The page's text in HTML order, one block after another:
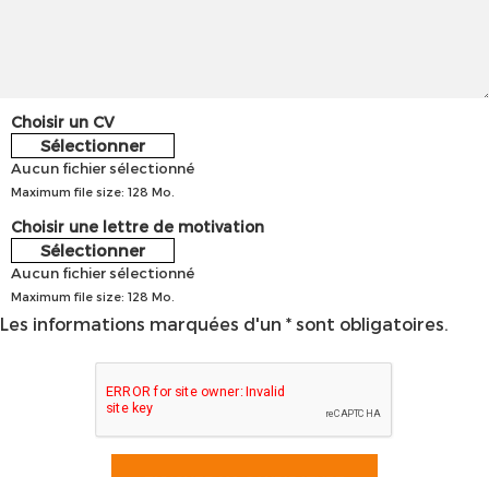
Choisir un CV
Sélectionner
Aucun fichier sélectionné
Maximum file size: 128 Mo.
Choisir une lettre de motivation
Sélectionner
Aucun fichier sélectionné
Maximum file size: 128 Mo.
Les informations marquées d'un * sont obligatoires.